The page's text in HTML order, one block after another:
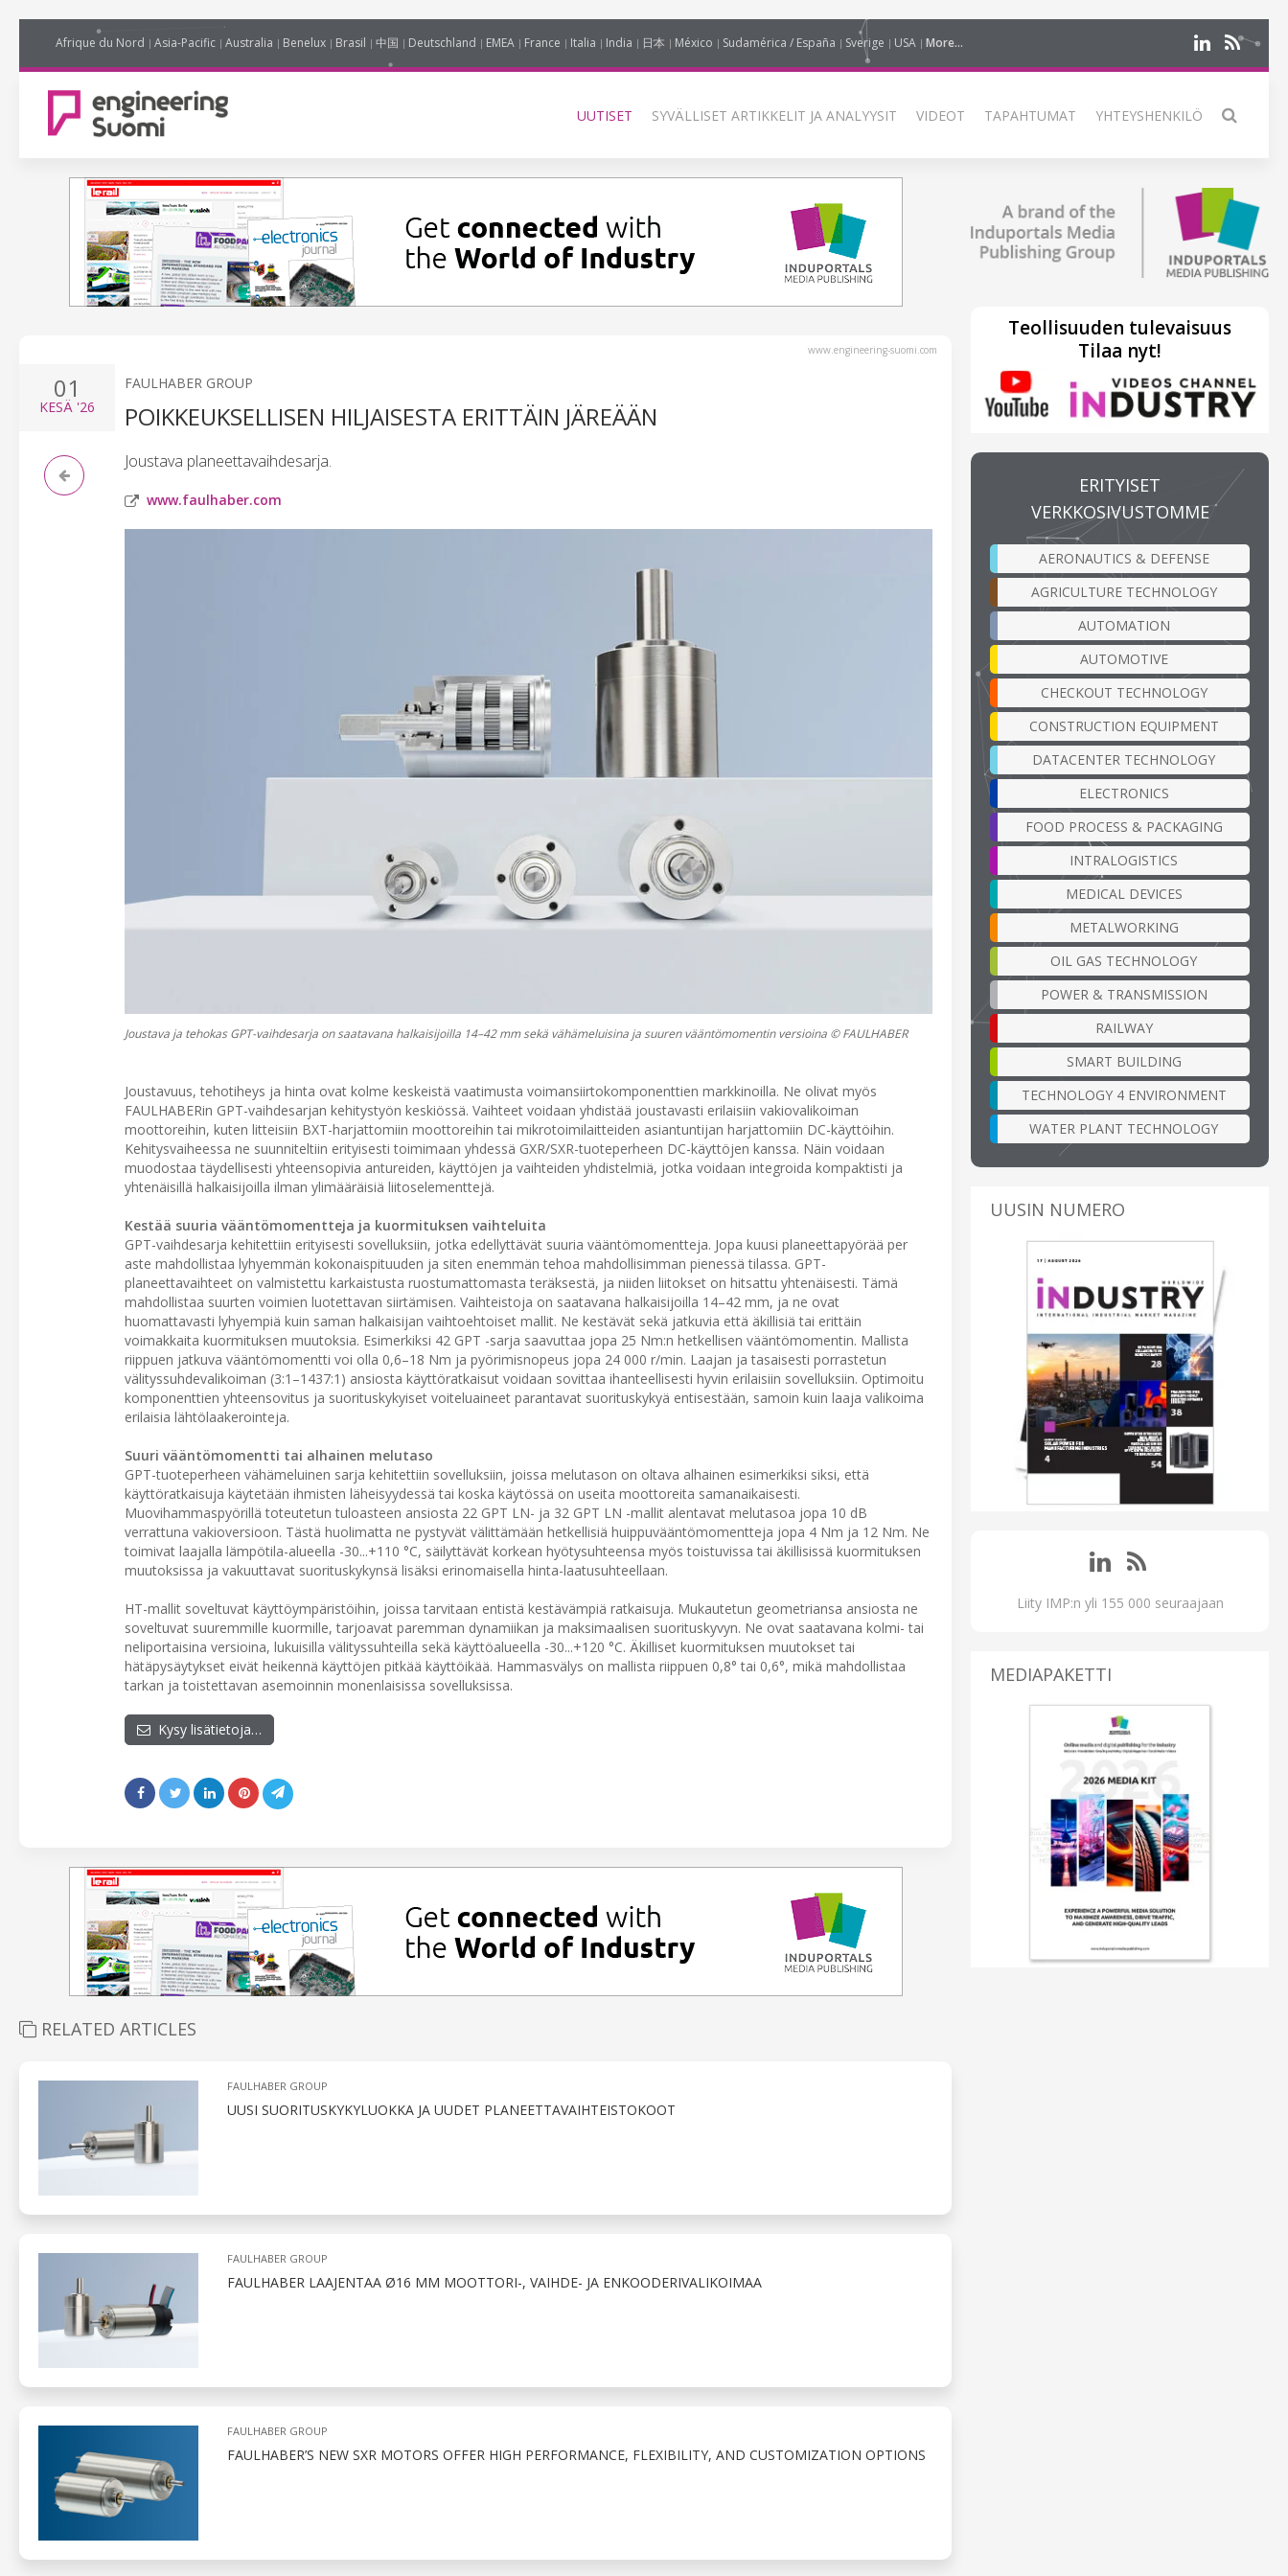
Afrique du Nord Asia-Pacific Australia Benelux Brasil 中国 Deutschland EMEA France Italia India 日本 México Sudamérica / España Sverige USA More...
UUTISET SYVÄLLISET ARTIKKELIT JA ANALYYSIT VIDEOT TAPAHTUMAT YHTEYSHENKILÖ
www.engineering-suomi.com
01
KESÄ '26
FAULHABER GROUP
POIKKEUKSELLISEN HILJAISESTA ERITTÄIN JÄREÄÄN
Joustava planeettavaihdesarja.
www.faulhaber.com
Joustava ja tehokas GPT-vaihdesarja on saatavana halkaisijoilla 14–42 mm sekä vähämeluisina ja suuren vääntömomentin versioina © FAULHABER
Joustavuus, tehotiheys ja hinta ovat kolme keskeistä vaatimusta voimansiirtokomponenttien markkinoilla. Ne olivat myös
FAULHABERin GPT-vaihdesarjan kehitystyön keskiössä. Vaihteet voidaan yhdistää joustavasti erilaisiin vakiovalikoiman
moottoreihin, kuten litteisiin BXT-harjattomiin moottoreihin tai mikrotoimilaitteiden asiantuntijan harjattomiin DC-käyttöihin.
Kehitysvaiheessa ne suunniteltiin erityisesti toimimaan yhdessä GXR/SXR-tuoteperheen DC-käyttöjen kanssa. Näin voidaan
muodostaa täydellisesti yhteensopivia antureiden, käyttöjen ja vaihteiden yhdistelmiä, jotka voidaan integroida kompaktisti ja
yhtenäisillä halkaisijoilla ilman ylimääräisiä liitoselementtejä.
Kestää suuria vääntömomentteja ja kuormituksen vaihteluita
GPT-vaihdesarja kehitettiin erityisesti sovelluksiin, jotka edellyttävät suuria vääntömomentteja. Jopa kuusi planeettapyörää per
aste mahdollistaa lyhyemmän kokonaispituuden ja siten enemmän tehoa mahdollisimman pienessä tilassa. GPT-
planeettavaihteet on valmistettu karkaistusta ruostumattomasta teräksestä, ja niiden liitokset on hitsattu yhtenäisesti. Tämä
mahdollistaa suurten voimien luotettavan siirtämisen. Vaihteistoja on saatavana halkaisijoilla 14–42 mm, ja ne ovat
huomattavasti lyhyempiä kuin saman halkaisijan vaihtoehtoiset mallit. Ne kestävät sekä jatkuvia että äkillisiä tai erittäin
voimakkaita kuormituksen muutoksia. Esimerkiksi 42 GPT -sarja saavuttaa jopa 25 Nm:n hetkellisen vääntömomentin. Mallista
riippuen jatkuva vääntömomentti voi olla 0,6–18 Nm ja pyörimisnopeus jopa 24 000 r/min. Laajan ja tasaisesti porrastetun
välityssuhdevalikoiman (3:1–1437:1) ansiosta käyttöratkaisut voidaan sovittaa ihanteellisesti hyvin erilaisiin sovelluksiin. Optimoitu
komponenttien yhteensovitus ja suorituskykyiset voiteluaineet parantavat suorituskykyä entisestään, samoin kuin laaja valikoima
erilaisia lähtölaakerointeja.
Suuri vääntömomentti tai alhainen melutaso
GPT-tuoteperheen vähämeluinen sarja kehitettiin sovelluksiin, joissa melutason on oltava alhainen esimerkiksi siksi, että
käyttöratkaisuja käytetään ihmisten läheisyydessä tai koska käytössä on useita moottoreita samanaikaisesti.
Muovihammaspyörillä toteutetun tuloasteen ansiosta 22 GPT LN- ja 32 GPT LN -mallit alentavat melutasoa jopa 10 dB
verrattuna vakioversioon. Tästä huolimatta ne pystyvät välittämään hetkellisiä huippuvääntömomentteja jopa 4 Nm ja 12 Nm. Ne
toimivat laajalla lämpötila-alueella -30...+110 °C, säilyttävät korkean hyötysuhteensa myös toistuvissa tai äkillisissä kuormituksen
muutoksissa ja vakuuttavat suorituskykynsä lisäksi erinomaisella hinta-laatusuhteellaan.
HT-mallit soveltuvat käyttöympäristöihin, joissa tarvitaan entistä kestävämpiä ratkaisuja. Mukautetun geometriansa ansiosta ne
soveltuvat suuremmille kuormille, tarjoavat paremman dynamiikan ja maksimaalisen suorituskyvyn. Ne ovat saatavana kolmi- tai
neliportaisina versioina, lukuisilla välityssuhteilla sekä käyttöalueella -30...+120 °C. Äkilliset kuormituksen muutokset tai
hätäpysäytykset eivät heikennä käyttöjen pitkää käyttöikää. Hammasvälys on mallista riippuen 0,8° tai 0,6°, mikä mahdollistaa
tarkan ja toistettavan asemoinnin monenlaisissa sovelluksissa.
Kysy lisätietoja…
RELATED ARTICLES
FAULHABER GROUP
UUSI SUORITUSKYKYLUOKKA JA UUDET PLANEETTAVAIHTEISTOKOOT
FAULHABER GROUP
FAULHABER LAAJENTAA Ø16 MM MOOTTORI-, VAIHDE- JA ENKOODERIVALIKOIMAA
FAULHABER GROUP
FAULHABER’S NEW SXR MOTORS OFFER HIGH PERFORMANCE, FLEXIBILITY, AND CUSTOMIZATION OPTIONS
Teollisuuden tulevaisuus
Tilaa nyt!
ERITYISET
VERKKOSIVUSTOMME
AERONAUTICS & DEFENSE
AGRICULTURE TECHNOLOGY
AUTOMATION
AUTOMOTIVE
CHECKOUT TECHNOLOGY
CONSTRUCTION EQUIPMENT
DATACENTER TECHNOLOGY
ELECTRONICS
FOOD PROCESS & PACKAGING
INTRALOGISTICS
MEDICAL DEVICES
METALWORKING
OIL GAS TECHNOLOGY
POWER & TRANSMISSION
RAILWAY
SMART BUILDING
TECHNOLOGY 4 ENVIRONMENT
WATER PLANT TECHNOLOGY
UUSIN NUMERO
Liity IMP:n yli 155 000 seuraajaan
MEDIAPAKETTI